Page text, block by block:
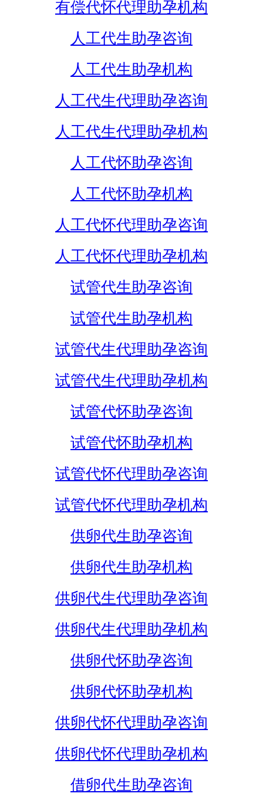
有偿代怀代理助孕机构
人工代生助孕咨询
人工代生助孕机构
人工代生代理助孕咨询
人工代生代理助孕机构
人工代怀助孕咨询
人工代怀助孕机构
人工代怀代理助孕咨询
人工代怀代理助孕机构
试管代生助孕咨询
试管代生助孕机构
试管代生代理助孕咨询
试管代生代理助孕机构
试管代怀助孕咨询
试管代怀助孕机构
试管代怀代理助孕咨询
试管代怀代理助孕机构
供卵代生助孕咨询
供卵代生助孕机构
供卵代生代理助孕咨询
供卵代生代理助孕机构
供卵代怀助孕咨询
供卵代怀助孕机构
供卵代怀代理助孕咨询
供卵代怀代理助孕机构
借卵代生助孕咨询